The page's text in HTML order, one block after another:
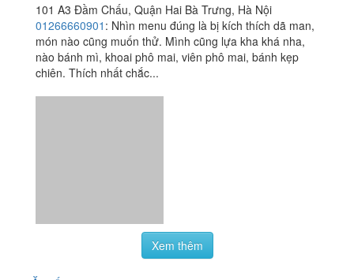
đáng với giá tiền. Dù mình gọi vào tối muộn nhưng đồ
ăn vẫn rất ngon, nóng mà không nguội. Nước sốt của
cơm trộn...
Xem thêm